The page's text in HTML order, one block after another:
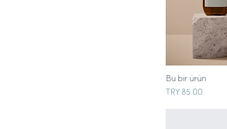
Bu bir ürün
Price
TRY 85.00